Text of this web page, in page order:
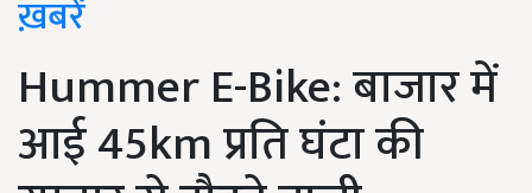
ख़बरें
Hummer E-Bike: बाजार में
आई 45km प्रति घंटा की